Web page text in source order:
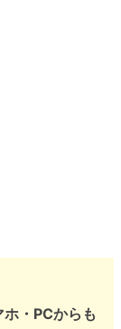
・PCからも